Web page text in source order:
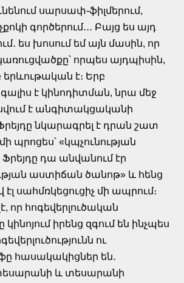
սարսափ-ֆիլմերում,
գործերում․․․ Բայց ես այդ
ես խոսում եմ այն մասին, որ
որպես այդպիսին,
երևութական է։ Երբ
է կինոդիտման, նրա մեջ
է անգիտակցականի
նկարագրել է դրան շատ
պրոցես՝ «կպչունության
դա անվանում էր
աստիճան ծանոթ» և հենց
սահմռկեցուցիչ մի ապրում։
հոգեվերլուծական
կինոյում իրենց զգում են ինչպես
ու
հասակակիցներ են․
և տեսարանի